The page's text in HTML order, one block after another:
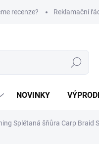
recenze? Reklamační
Hledat
NOVINKY
Splétaná šňůra Carp Braid